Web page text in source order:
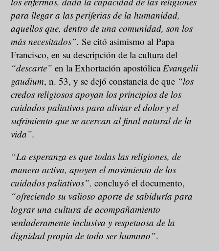
para llegar a las periferias de la humanidad,
aquellos que, dentro de una comunidad, son los
más necesitados”. Se citó asimismo al Papa
Francisco, en su descripción de la cultura del
“descarte” en la Exhortación apostólica Evangelii
gaudium, n. 53, y se dejó constancia de que “los
credos religiosos apoyan los principios de los
cuidados paliativos para aliviar el dolor y el
sufrimiento que se acercan al final natural de la
vida”.
“La esperanza es que todas las religiones, de
manera activa, apoyen el movimiento de los
cuidados paliativos”,concluyó el documento,
“ofreciendo su valioso aporte de sabiduría para
lograr una cultura de acompañamiento
verdaderamente inclusiva y respetuosa de la
dignidad propia de todo ser humano”.